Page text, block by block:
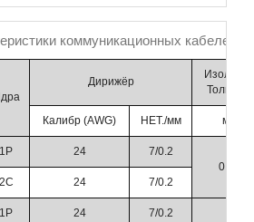
коммуникационных кабелей
Дирижёр
Толщина
Калибр (AWG) НЕТ./мм мм
1P 24
7/0.2
0.23
2C
24 7/0.2
1P 24
7/0.2